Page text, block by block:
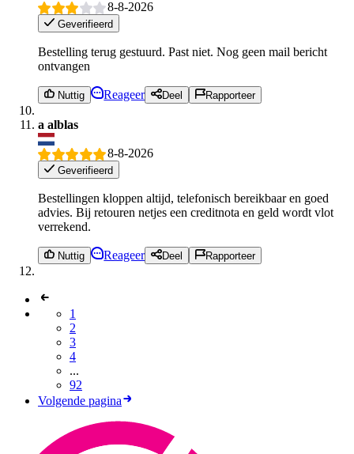
8-8-2026
Geverifieerd
Bestelling terug gestuurd. Past niet. Nog geen mail bericht
ontvangen
Nuttig Reageer Deel Rapporteer
a alblas
8-8-2026
Geverifieerd
Bestellingen kloppen altijd, telefonisch bereikbaar en goed
advies. Bij retouren netjes een creditnota en geld wordt vlot
verrekend.
Nuttig Reageer Deel Rapporteer
1
2
3
4
...
92
Volgende pagina